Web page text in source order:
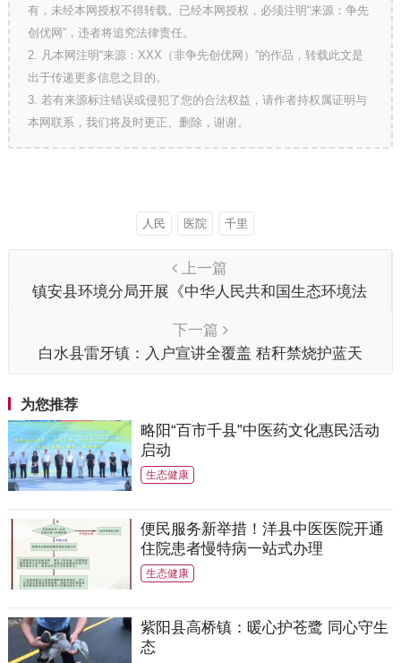
有，未经本网授权不得转载。已经本网授权，必须注明“来源：争先
创优网”，违者将追究法律责任。
2. 凡本网注明“来源：XXX（非争先创优网）”的作品，转载此文是
出于传递更多信息之目的。
3. 若有来源标注错误或侵犯了您的合法权益，请作者持权属证明与
本网联系，我们将及时更正、删除，谢谢。
人民 医院 千里
上一篇
镇安县环境分局开展《中华人民共和国生态环境法
下一篇
白水县雷牙镇：入户宣讲全覆盖 秸秆禁烧护蓝天
为您推荐
略阳“百市千县”中医药文化惠民活动
启动
生态健康
便民服务新举措！洋县中医医院开通
住院患者慢特病一站式办理
生态健康
紫阳县高桥镇：暖心护苍鹭 同心守生
态